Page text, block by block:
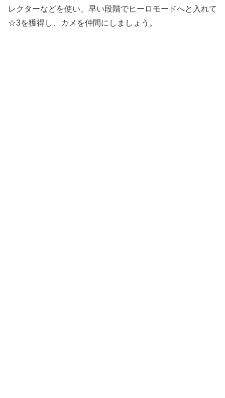
レクターなどを使い、早い段階でヒーロモードへと入れて
☆3を獲得し、カメを仲間にしましょう。